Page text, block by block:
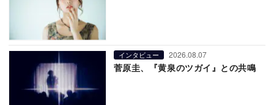
インタビュー 2026.08.07
菅原圭、『黄泉のツガイ』との共鳴